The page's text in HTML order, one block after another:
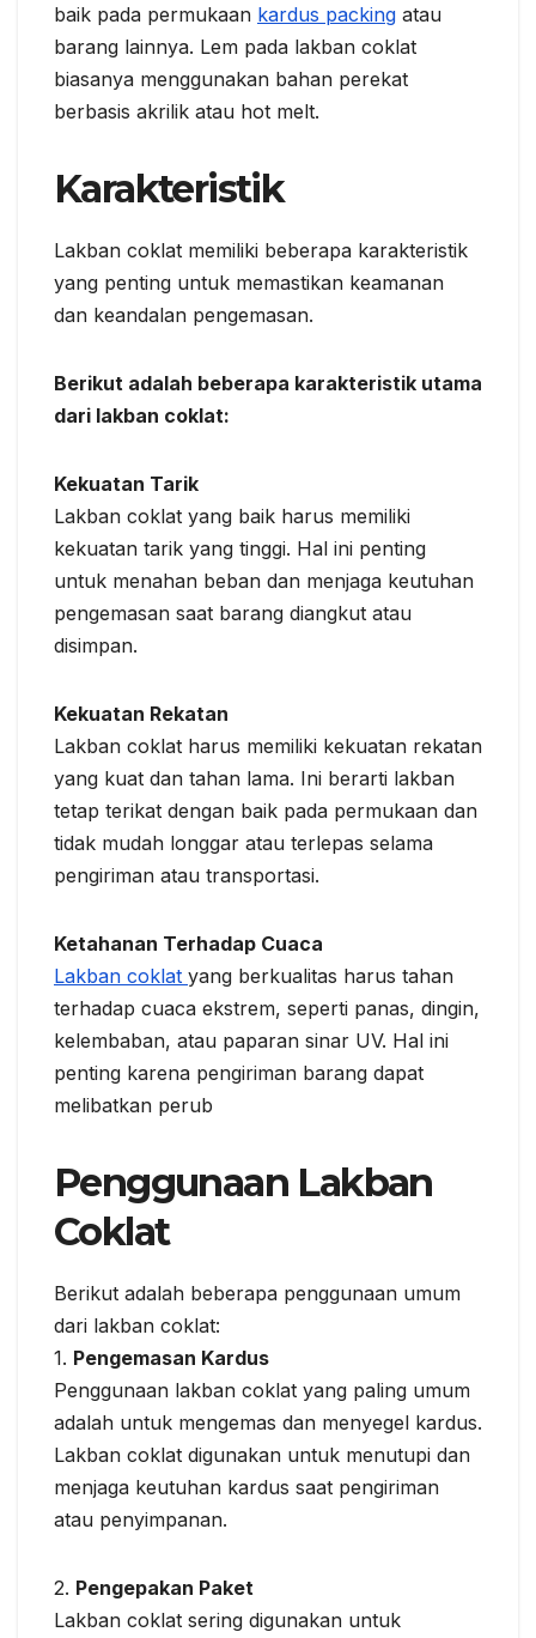
baik pada permukaan kardus packing atau
barang lainnya. Lem pada lakban coklat
biasanya menggunakan bahan perekat
berbasis akrilik atau hot melt.
Karakteristik
Lakban coklat memiliki beberapa karakteristik
yang penting untuk memastikan keamanan
dan keandalan pengemasan.
Berikut adalah beberapa karakteristik utama
dari lakban coklat:
Kekuatan Tarik
Lakban coklat yang baik harus memiliki
kekuatan tarik yang tinggi. Hal ini penting
untuk menahan beban dan menjaga keutuhan
pengemasan saat barang diangkut atau
disimpan.
Kekuatan Rekatan
Lakban coklat harus memiliki kekuatan rekatan
yang kuat dan tahan lama. Ini berarti lakban
tetap terikat dengan baik pada permukaan dan
tidak mudah longgar atau terlepas selama
pengiriman atau transportasi.
Ketahanan Terhadap Cuaca
Lakban coklat yang berkualitas harus tahan
terhadap cuaca ekstrem, seperti panas, dingin,
kelembaban, atau paparan sinar UV. Hal ini
penting karena pengiriman barang dapat
melibatkan perub
Penggunaan Lakban
Coklat
Berikut adalah beberapa penggunaan umum
dari lakban coklat:
1. Pengemasan Kardus
Penggunaan lakban coklat yang paling umum
adalah untuk mengemas dan menyegel kardus.
Lakban coklat digunakan untuk menutupi dan
menjaga keutuhan kardus saat pengiriman
atau penyimpanan.
2. Pengepakan Paket
Lakban coklat sering digunakan untuk